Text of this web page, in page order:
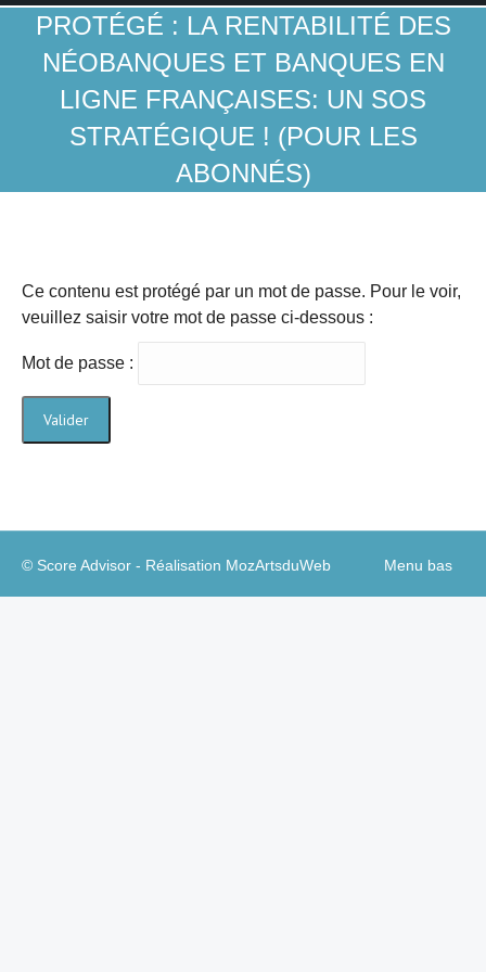
PROTÉGÉ : LA RENTABILITÉ DES
NÉOBANQUES ET BANQUES EN
LIGNE FRANÇAISES: UN SOS
STRATÉGIQUE ! (POUR LES
ABONNÉS)
Ce contenu est protégé par un mot de passe. Pour le voir,
veuillez saisir votre mot de passe ci-dessous :
Mot de passe :
© Score Advisor - Réalisation MozArtsduWeb Menu bas